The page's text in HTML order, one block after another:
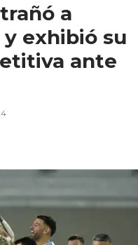
a
y exhibió su
ante